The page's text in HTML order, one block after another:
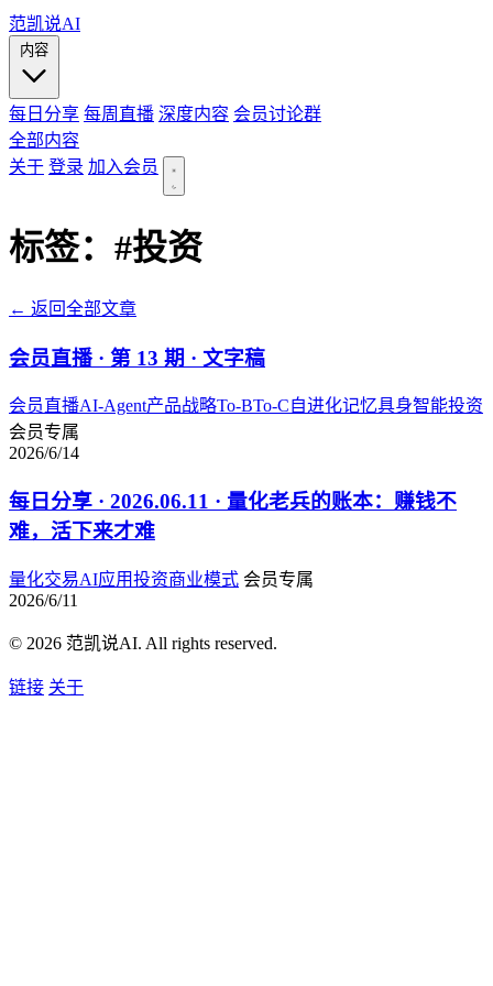
范凯说AI
每日分享 每周直播 深度内容 会员讨论群
全部内容
关于 登录 加入会员
标签： #投资
← 返回全部文章
会员直播 · 第 13 期 · 文字稿
会员直播AI-Agent产品战略To-BTo-C自进化记忆具身智能投资
会员专属
2026/6/14
每日分享 · 2026.06.11 · 量化老兵的账本：赚钱不
难，活下来才难
量化交易AI应用投资商业模式 会员专属
2026/6/11
© 2026 范凯说AI. All rights reserved.
链接 关于